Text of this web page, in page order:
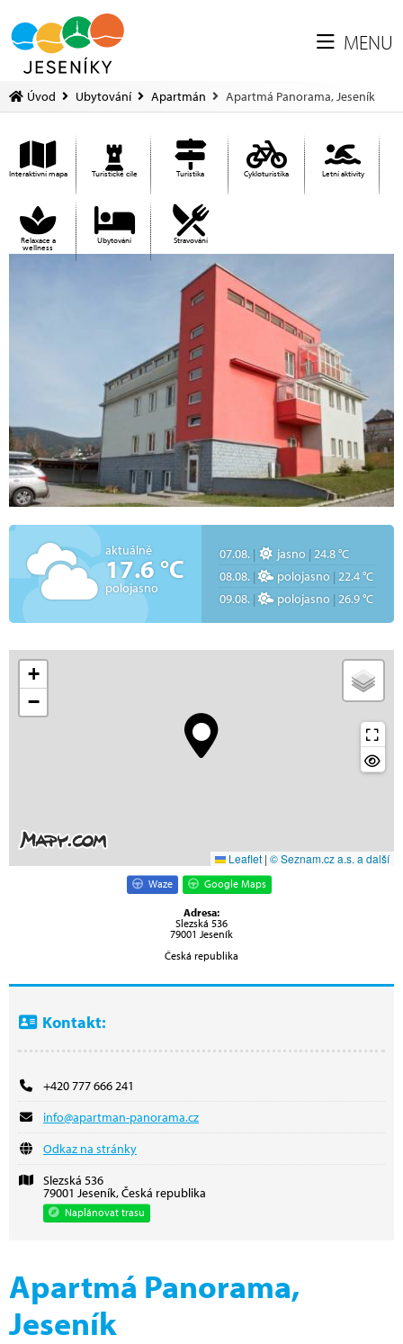
MENU
Úvod Ubytování Apartmán Apartmá Panorama, Jeseník
Interaktivní mapa Turistické cíle Turistika Cykloturistika Letní aktivity
Relaxace a
wellness
Ubytování Stravování
aktuálně
17.6 °C
polojasno
07.08. | jasno | 24.8 °C
08.08. | polojasno | 22.4 °C
09.08. | polojasno | 26.9 °C
+
−
Leaflet | © Seznam.cz a.s. a další
Waze Google Maps
Adresa:
Slezská 536
79001 Jeseník
Česká republika
Kontakt:
+420 777 666 241
info@apartman-panorama.cz
Odkaz na stránky
Slezská 536
79001 Jeseník, Česká republika
Naplánovat trasu
Apartmá Panorama,
Jeseník